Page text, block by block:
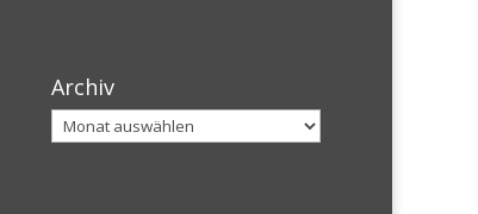
Archiv
Archiv